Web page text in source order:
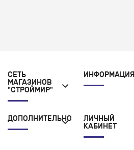
СЕТЬ
МАГАЗИНОВ
"СТРОЙМИР"
ИНФОРМАЦИЯ
ДОПОЛНИТЕЛЬНО
ЛИЧНЫЙ
КАБИНЕТ